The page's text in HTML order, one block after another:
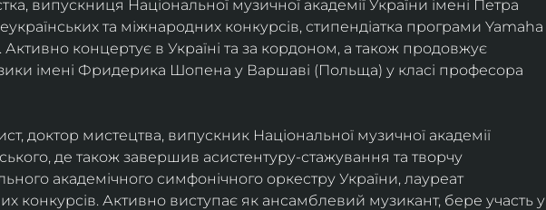
випускниця Національної музичної академії України імені Петра
та міжнародних конкурсів, стипендіатка програми Yamaha
концертує в Україні та за кордоном, а також продовжує
імені Фридерика Шопена у Варшаві (Польща) у класі професора
доктор мистецтва, випускник Національної музичної академії
де також завершив асистентуру-стажування та творчу
академічного симфонічного оркестру України, лауреат
конкурсів. Активно виступає як ансамблевий музикант, бере участь у